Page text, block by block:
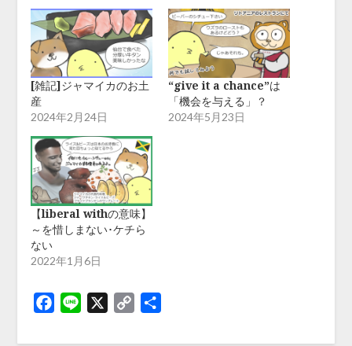
[雑記]ジャマイカのお土
産
2024年2月24日
“give it a chance”は
「機会を与える」？
2024年5月23日
【liberal withの意味】
～を惜しまない･ケチら
ない
2022年1月6日
Facebook
Line
Copy